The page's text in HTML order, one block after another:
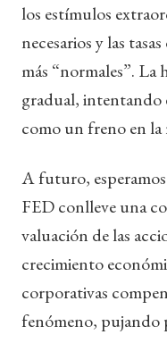
los estímulos
necesarios y las
más “normales”. La
gradual, intentando
como un freno en
A futuro,
FED conlleve una
valuación de las
crecimiento
corporativas
fenómeno, pujando